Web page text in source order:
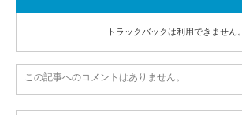
トラックバックは利用できません。
この記事へのコメントはありません。